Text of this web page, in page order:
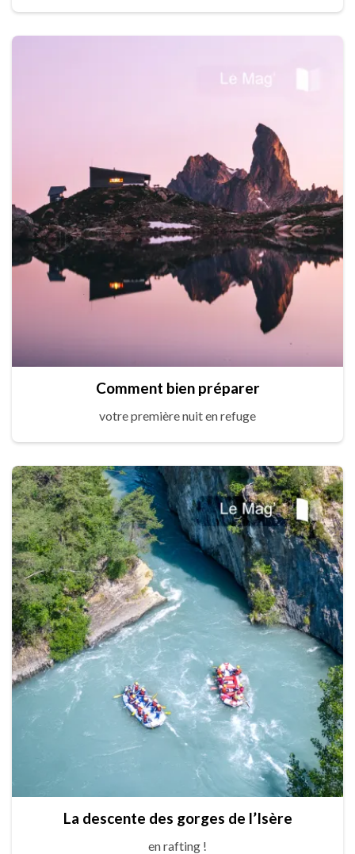
Comment bien préparer
votre première nuit en refuge
La descente des gorges de l’Isère
en rafting !